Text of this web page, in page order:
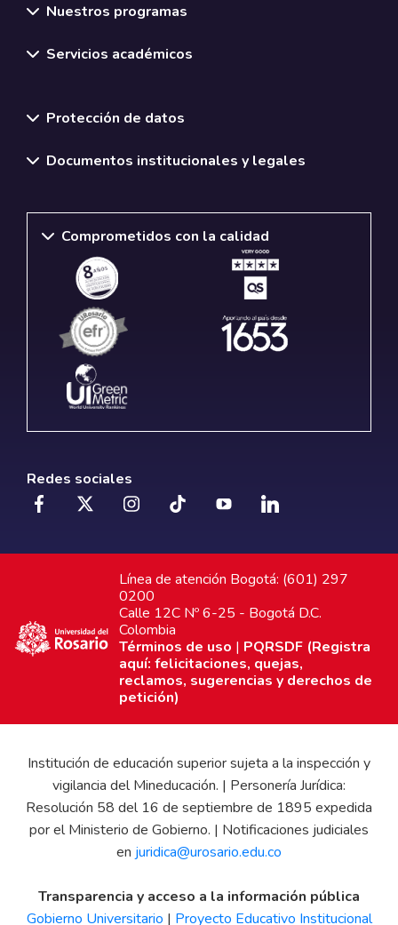
Nuestros programas
Servicios académicos
Protección de datos
Documentos institucionales y legales
Comprometidos con la calidad
Redes sociales
Línea de atención Bogotá: (601) 297
0200
Calle 12C Nº 6-25 - Bogotá D.C.
Colombia
Términos de uso | PQRSDF (Registra
aquí: felicitaciones, quejas,
reclamos, sugerencias y derechos de
petición)
Institución de educación superior sujeta a la inspección y
vigilancia del Mineducación. | Personería Jurídica:
Resolución 58 del 16 de septiembre de 1895 expedida
por el Ministerio de Gobierno. | Notificaciones judiciales
en juridica@urosario.edu.co
Transparencia y acceso a la información pública
Gobierno Universitario | Proyecto Educativo Institucional